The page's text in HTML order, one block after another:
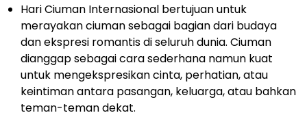
Hari Ciuman Internasional bertujuan untuk
merayakan ciuman sebagai bagian dari budaya
dan ekspresi romantis di seluruh dunia. Ciuman
dianggap sebagai cara sederhana namun kuat
untuk mengekspresikan cinta, perhatian, atau
keintiman antara pasangan, keluarga, atau bahkan
teman-teman dekat.